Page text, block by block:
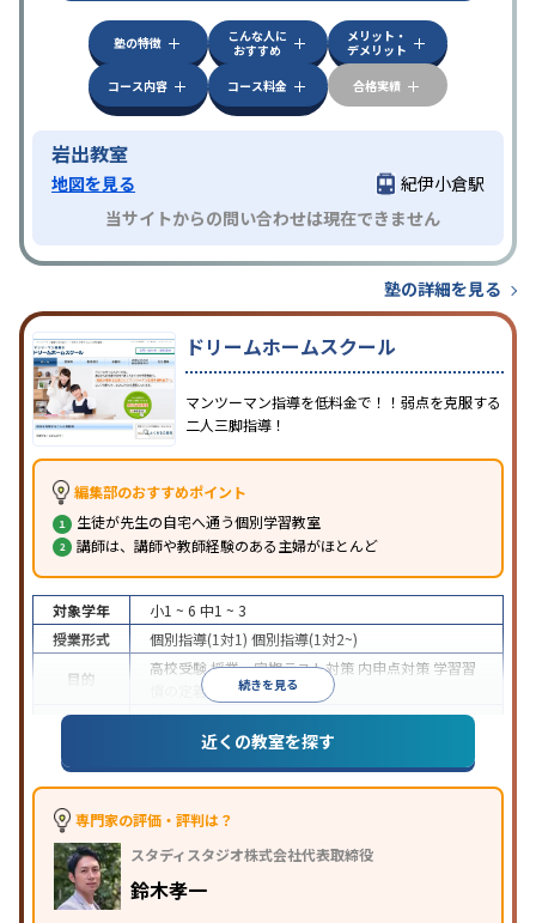
特徴
中高一貫校生に対応成績保証制度あり授業の振替
可能
不登校生に対応 1科目から受講可能 発達障害
の子どもに対応 自習室あり
塾の特徴
こんな人に
おすすめ
メリット・
デメリット
コース内容
コース料金 合格実績
岩出教室
地図を見る
紀伊小倉駅
当サイトからの問い合わせは現在できません
塾の詳細を見る
ドリームホームスクール
マンツーマン指導を低料金で！！弱点を克服する
二人三脚指導！
編集部のおすすめポイント
生徒が先生の自宅へ通う個別学習教室
講師は、講師や教師経験のある主婦がほとんど
続きを見る
対象学年 小1 ~ 6 中1 ~ 3
授業形式
個別指導(1対1) 個別指導(1対2~)
目的
高校受験授業・定期テスト対策 内申点対策 学習習
慣の定着
授業の振替可能不登校生に対応1科目から受講可能
季節講習のみの受講可
近くの教室を探す
専門家の評価・評判は？
スタディスタジオ株式会社代表取締役
鈴木孝一